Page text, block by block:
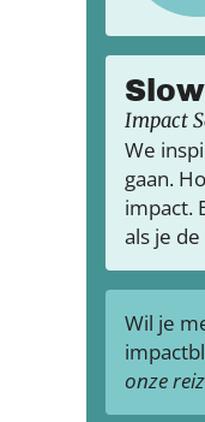
Impact
We
gaan.
impact.
als je
Wil je
onze